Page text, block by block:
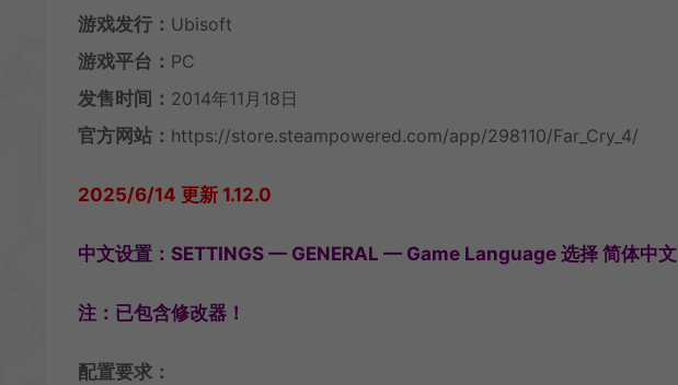
游戏发行： Ubisoft
游戏平台： PC
发售时间： 2014年11月18日
官方网站： https://store.steampowered.com/app/298110/Far_Cry_4/
2025/6/14 更新 1.12.0
中文设置：SETTINGS — GENERAL — Game Language 选择 简体中文
注：已包含修改器！
配置要求：